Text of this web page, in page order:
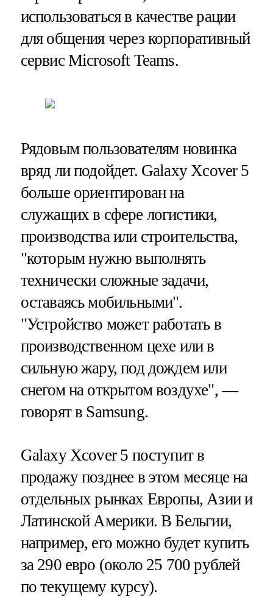
использоваться в качестве рации
для общения через корпоративный
сервис Microsoft Teams.
Рядовым пользователям новинка
вряд ли подойдет. Galaxy Xcover 5
больше ориентирован на
служащих в сфере логистики,
производства или строительства,
"которым нужно выполнять
технически сложные задачи,
оставаясь мобильными".
"Устройство может работать в
производственном цехе или в
сильную жару, под дождем или
снегом на открытом воздухе", —
говорят в Samsung.
Galaxy Xcover 5 поступит в
продажу позднее в этом месяце на
отдельных рынках Европы, Азии и
Латинской Америки. В Бельгии,
например, его можно будет купить
за 290 евро (около 25 700 рублей
по текущему курсу).